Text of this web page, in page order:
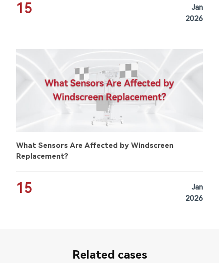
15
Jan
2026
What Sensors Are Affected by Windscreen
Replacement?
15
Jan
2026
Related cases